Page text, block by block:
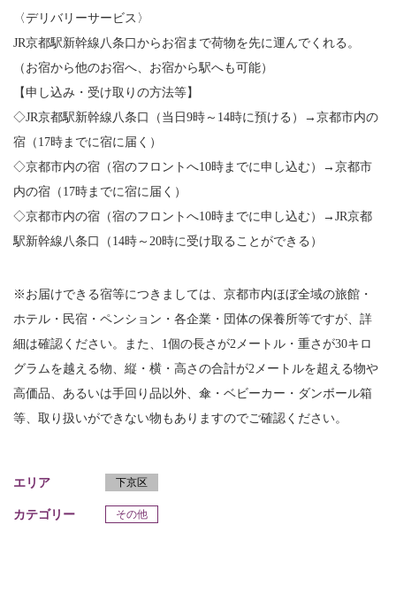
〈デリバリーサービス〉
JR京都駅新幹線八条口からお宿まで荷物を先に運んでくれる。
（お宿から他のお宿へ、お宿から駅へも可能）
【申し込み・受け取りの方法等】
◇JR京都駅新幹線八条口（当日9時～14時に預ける）→京都市内の
宿（17時までに宿に届く）
◇京都市内の宿（宿のフロントへ10時までに申し込む）→京都市
内の宿（17時までに宿に届く）
◇京都市内の宿（宿のフロントへ10時までに申し込む）→JR京都
駅新幹線八条口（14時～20時に受け取ることができる）
※お届けできる宿等につきましては、京都市内ほぼ全域の旅館・
ホテル・民宿・ペンション・各企業・団体の保養所等ですが、詳
細は確認ください。また、1個の長さが2メートル・重さが30キロ
グラムを越える物、縦・横・高さの合計が2メートルを超える物や
高価品、あるいは手回り品以外、傘・ベビーカー・ダンボール箱
等、取り扱いができない物もありますのでご確認ください。
エリア 下京区
カテゴリー その他